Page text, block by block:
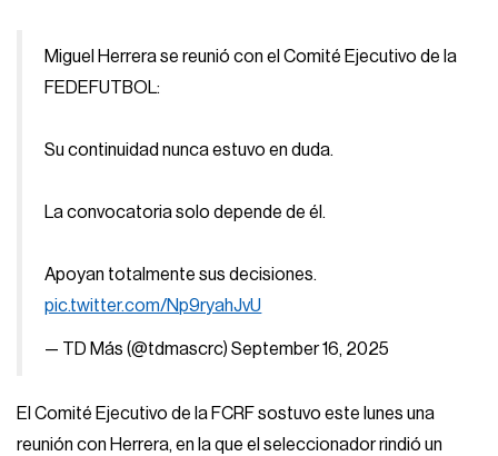
Miguel Herrera se reunió con el Comité Ejecutivo de la
FEDEFUTBOL:
Su continuidad nunca estuvo en duda.
La convocatoria solo depende de él.
Apoyan totalmente sus decisiones.
pic.twitter.com/Np9ryahJvU
— TD Más (@tdmascrc)September 16, 2025
El Comité Ejecutivo de la FCRF sostuvo este lunes una
reunión con Herrera, en la que el seleccionador rindió un